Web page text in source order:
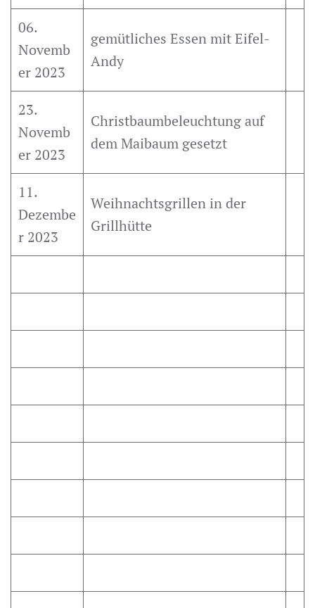
06.
Novemb
er 2023
gemütliches Essen mit Eifel-
Andy
23.
Novemb
er 2023
Christbaumbeleuchtung auf
dem Maibaum gesetzt
11.
Dezembe
r 2023
Weihnachtsgrillen in der
Grillhütte